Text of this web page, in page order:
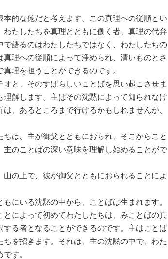
的な徳だと考えます。この真理への従順とい
たしたちを真理とともに働く者、真理の代弁
語るのはわたしたちではなく、わたしたちの
理への従順によって浄められ、清いものとさ
理を担うことができるのです。
と、そのすばらしいことばを思い起こさせま
解します。主はその沈黙によって知られなけ
、あるところまで行けるかもしれませんが、
は、主が御父とともにおられ、そこからこと
のことばの深い意味を理解し始めることがで
の上で、彼が御父とともにおられることによ
にいる沈黙の中から、ことばは生まれます。
によって初めてわたしたちは、みことばの真
る者となることができるのです。主はことば
を招きます。それは、主の沈黙の中で、わた
す。